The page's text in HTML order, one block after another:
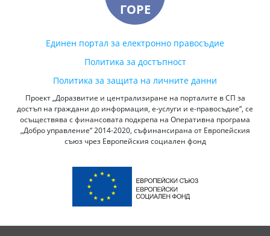
ГОРЕ
Единен портал за електронно правосъдие
Политика за достъпност
Политика за защита на личните данни
Проект „Доразвитие и централизиране на порталите в СП за
достъп на граждани до информация, е-услуги и е-правосъдие“, се
осъществява с финансовата подкрепа на Оперативна програма
„Добро управление“ 2014-2020, съфинансирана от Европейския
съюз чрез Европейския социален фонд